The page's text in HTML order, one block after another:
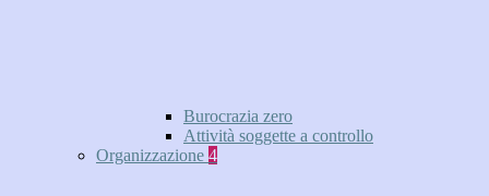
Burocrazia zero
Attività soggette a controllo
Organizzazione 4